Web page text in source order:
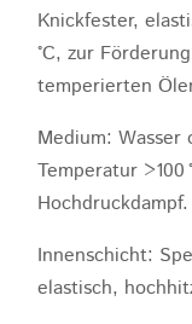
Knickfester,
°C, zur
temperierten
Medium: Wasser
Temperatur
Hochdruckdampf.
Innenschicht:
elastisch,